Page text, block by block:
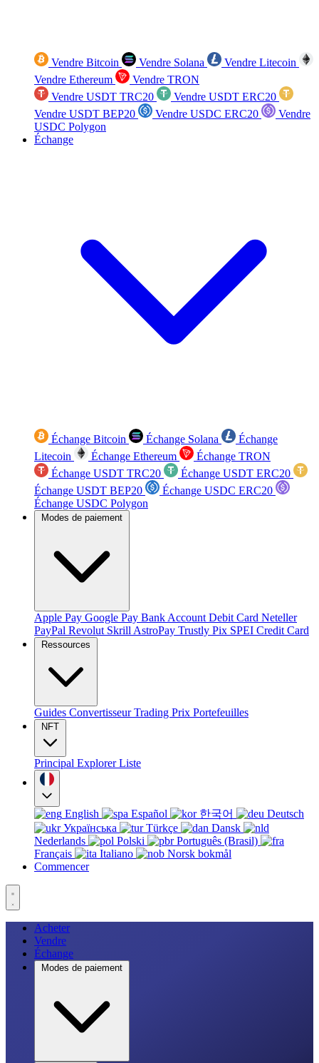
Vendre Bitcoin Vendre Solana
Vendre Litecoin
Vendre Ethereum
Vendre TRON
Vendre USDT TRC20
Vendre USDT ERC20
Vendre USDT BEP20
Vendre USDC ERC20
Vendre
USDC Polygon
Échange
Échange Bitcoin Échange Solana
Échange
Litecoin
Échange Ethereum
Échange TRON
Échange USDT TRC20
Échange USDT ERC20
Échange USDT BEP20
Échange USDC ERC20
Échange USDC Polygon
Modes de paiement
Apple Pay Google Pay Bank Account Debit Card Neteller
PayPal Revolut Skrill AstroPay Trustly Pix SPEI Credit Card
Ressources
Guides ConvertisseurTrading Prix Portefeuilles
NFT
Principal ExplorerListe
English Español 한국어
Deutsch
Українська
Türkçe
Dansk
Nederlands
Polski
Português (Brasil)
Français
Italiano
Norsk bokmål
Commencer
Acheter
Vendre
Échange
Modes de paiement